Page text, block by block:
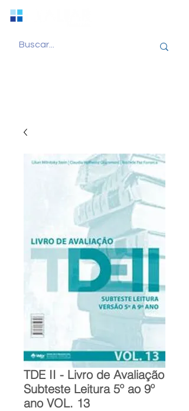
TDE II - Livro de Avaliação
Subteste Leitura 5º ao 9º
ano VOL. 13